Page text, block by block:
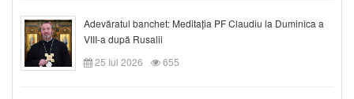
Adevăratul banchet: Meditația PF Claudiu la Duminica a
VIII-a după Rusalii
25 Iul 2026
655